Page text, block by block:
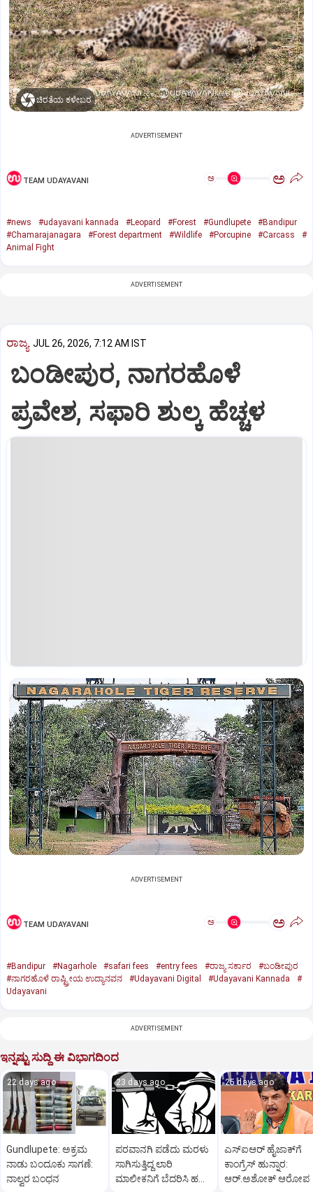
ಚಿರತೆಯ ಕಳೇಬರ
ADVERTISEMENT
TEAM UDAYAVANI ಅ ಅ
#news #udayavani kannada #Leopard #Forest #Gundlupete
#Bandipur
#Chamarajanagara
#Forest department #Wildlife #Porcupine #Carcass
#
Animal Fight
ADVERTISEMENT
ರಾಜ್ಯ JUL 26, 2026, 7:12 AM IST
ಬಂಡೀಪುರ, ನಾಗರಹೊಳೆ
ಪ್ರವೇಶ, ಸಫಾರಿ ಶುಲ್ಕ ಹೆಚ್ಚಳ
ADVERTISEMENT
TEAM UDAYAVANI ಅ ಅ
#Bandipur #Nagarhole #safari fees #entry fees #ರಾಜ್ಯ ಸರ್ಕಾರ
#ಬಂಡೀಪುರ
#ನಾಗರಹೊಳೆ ರಾಷ್ಟ್ರೀಯ ಉದ್ಯಾನವನ
#Udayavani Digital #Udayavani Kannada
#
Udayavani
ADVERTISEMENT
ಇನ್ನಷ್ಟು ಸುದ್ದಿ ಈ ವಿಭಾಗದಿಂದ
22 days ago
Gundlupete: ಅಕ್ರಮ
ನಾಡು ಬಂದೂಕು ಸಾಗಣೆ:
ನಾಲ್ವರ ಬಂಧನ
23 days ago
ಪರವಾನಗಿ ಪಡೆದು ಮರಳು
ಸಾಗಿಸುತ್ತಿದ್ದ ಲಾರಿ
ಮಾಲೀಕನಿಗೆ ಬೆದರಿಸಿ ಹಣ
25 days ago
ಎಸ್‌ಐಆರ್‌ ಹೈಜಾಕ್‌ಗೆ
ಕಾಂಗ್ರೆಸ್‌ ಹುನ್ನಾರ:
ಆರ್‌.ಅಶೋಕ್‌ ಆರೋಪ